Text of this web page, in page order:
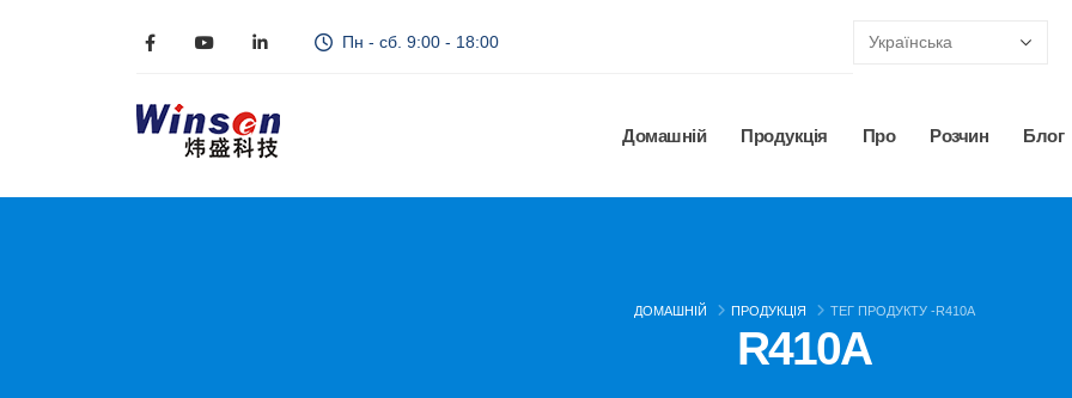
Пн - сб. 9:00 - 18:00
Домашній Продукція Про Розчин Блог
ДОМАШНІЙ ПРОДУКЦІЯ ТЕГ ПРОДУКТУ -R410A
R410A